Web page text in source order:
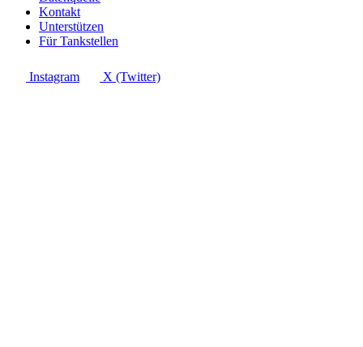
Kontakt
Unterstützen
Für Tankstellen
Instagram X (Twitter)